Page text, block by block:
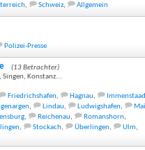
, Schweiz, Allgemein
Polizei-Presse
(13 Betrachter)
Konstanz...
Friedrichshafen, Hagnau,
Immenstaad
, Lindau, Ludwigshafen,
, Reichenau, Romanshorn,
, Stockach, Überlingen, Ulm,